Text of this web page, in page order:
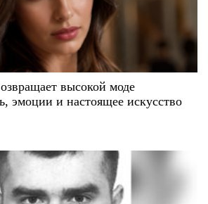
высокой моде
эмоции и настоящее искусство